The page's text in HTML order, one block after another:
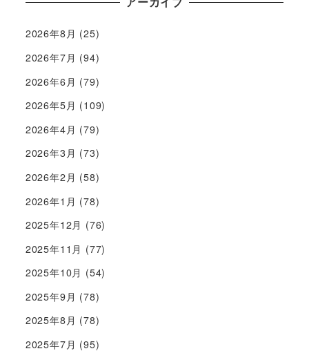
2026年8月 (25)
2026年7月 (94)
2026年6月 (79)
2026年5月 (109)
2026年4月 (79)
2026年3月 (73)
2026年2月 (58)
2026年1月 (78)
2025年12月 (76)
2025年11月 (77)
2025年10月 (54)
2025年9月 (78)
2025年8月 (78)
2025年7月 (95)